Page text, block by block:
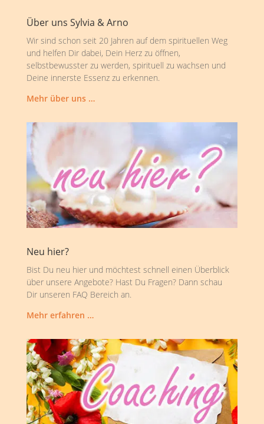
Über uns Sylvia & Arno
Wir sind schon seit 20 Jahren auf dem spirituellen Weg
und helfen Dir dabei, Dein Herz zu öffnen,
selbstbewusster zu werden, spirituell zu wachsen und
Deine innerste Essenz zu erkennen.
Mehr über uns …
Neu hier?
Bist Du neu hier und möchtest schnell einen Überblick
über unsere Angebote? Hast Du Fragen? Dann schau
Dir unseren FAQ Bereich an.
Mehr erfahren …